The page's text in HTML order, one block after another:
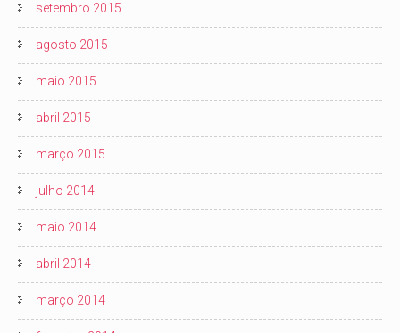
setembro 2015
agosto 2015
maio 2015
abril 2015
março 2015
julho 2014
maio 2014
abril 2014
março 2014